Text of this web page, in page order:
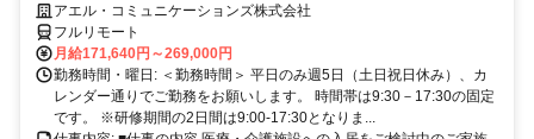
ビスを、あなたの電話で形にしませんか？
アエル・コミュニケーションズ株式会社
フルリモート
月給171,640円～269,000円
勤務時間・曜日: ＜勤務時間＞ 平日のみ週5日（土日祝日休み）、カ
レンダー通りでご勤務をお願いします。 時間帯は9:30－17:30の固定
です。 ※研修期間の2日間は9:00-17:30となりま...